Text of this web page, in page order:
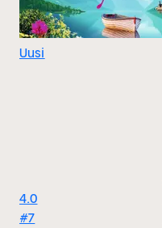
Uusi
4.0
#7